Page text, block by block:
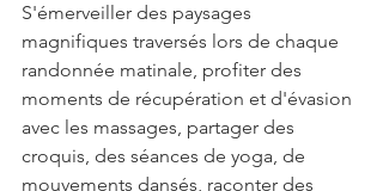
S'émerveiller des paysages
magnifiques traversés lors de chaque
randonnée matinale, profiter des
moments de récupération et d'évasion
avec les massages, partager des
croquis, des séances de yoga, de
mouvements dansés, raconter des